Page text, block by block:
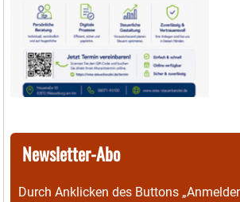
Newsletter-Abo
Durch Anklicken des Buttons